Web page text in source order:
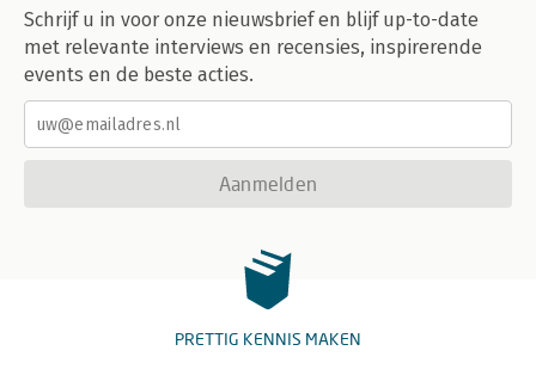
Schrijf u in voor onze nieuwsbrief en blijf up-to-date
met relevante interviews en recensies, inspirerende
events en de beste acties.
Aanmelden
PRETTIG KENNIS MAKEN